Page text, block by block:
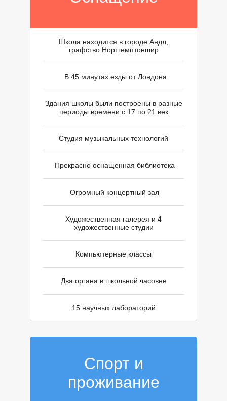
К
Школа находится в городе Андл,
графство Нортгемптоншир
В 45 минутах езды от Лондона
Здания школы были построены в разные
периоды времени с 17 по 21 век
Студия музыкальных технологий
Прекрасно оснащенная библиотека
Огромный концертный зал
Художественная галерея и 4
художественные студии
Компьютерные классы
Два органа в школьной часовне
15 научных лабораторий
Спорт и
проживание
К